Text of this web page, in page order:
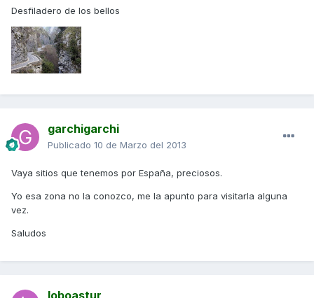
Desfiladero de los bellos
garchigarchi
Publicado 10 de Marzo del 2013
Vaya sitios que tenemos por España, preciosos.
Yo esa zona no la conozco, me la apunto para visitarla alguna
vez.
Saludos